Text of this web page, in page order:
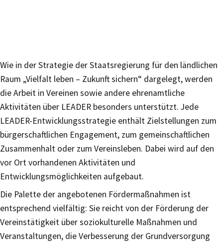
Wie in der Strategie der Staatsregierung für den ländlichen
Raum „Vielfalt leben – Zukunft sichern“ dargelegt, werden
die Arbeit in Vereinen sowie andere ehrenamtliche
Aktivitäten über LEADER besonders unterstützt. Jede
LEADER-Entwicklungsstrategie enthält Zielstellungen zum
bürgerschaftlichen Engagement, zum gemeinschaftlichen
Zusammenhalt oder zum Vereinsleben. Dabei wird auf den
vor Ort vorhandenen Aktivitäten und
Entwicklungsmöglichkeiten aufgebaut.
Die Palette der angebotenen Fördermaßnahmen ist
entsprechend vielfältig: Sie reicht von der Förderung der
Vereinstätigkeit über soziokulturelle Maßnahmen und
Veranstaltungen, die Verbesserung der Grundversorgung